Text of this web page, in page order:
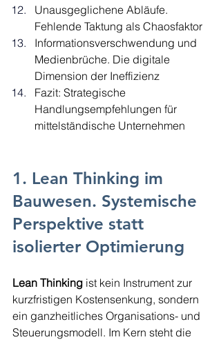
Unausgeglichene Abläufe.
Fehlende Taktung als Chaosfaktor
Informationsverschwendung und
Medienbrüche. Die digitale
Dimension der Ineffizienz
Fazit: Strategische
Handlungsempfehlungen für
mittelständische Unternehmen
1. Lean Thinking im
Bauwesen. Systemische
Perspektive statt
isolierter Optimierung
Lean Thinking ist kein Instrument zur
kurzfristigen Kostensenkung, sondern
ein ganzheitliches Organisations- und
Steuerungsmodell. Im Kern steht die